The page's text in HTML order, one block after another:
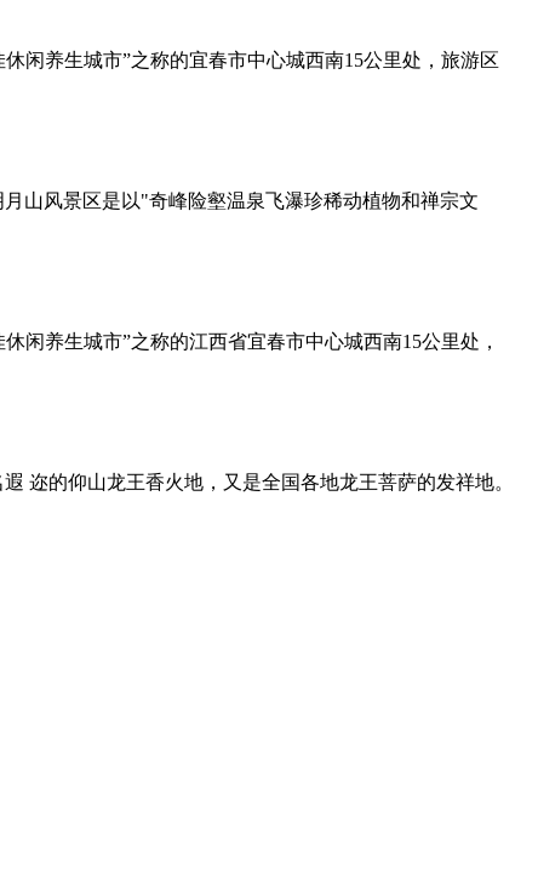
闲养生城市”之称的宜春市中心城西南15公里处，旅游区
山风景区是以"奇峰险壑温泉飞瀑珍稀动植物和禅宗文
闲养生城市”之称的江西省宜春市中心城西南15公里处，
迩的仰山龙王香火地，又是全国各地龙王菩萨的发祥地。